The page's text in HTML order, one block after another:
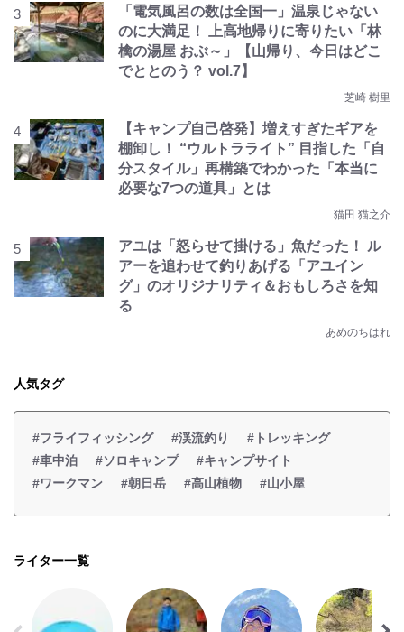
「電気風呂の数は全国一」温泉じゃない
のに大満足！ 上高地帰りに寄りたい「林
檎の湯屋 おぶ～」【山帰り、今日はどこ
でととのう？ vol.7】
芝崎 樹里
【キャンプ自己啓発】増えすぎたギアを
棚卸し！ “ウルトラライト” 目指した「自
分スタイル」再構築でわかった「本当に
必要な7つの道具」とは
猫田 猫之介
アユは「怒らせて掛ける」魚だった！ ル
アーを追わせて釣りあげる「アユイン
グ」のオリジナリティ＆おもしろさを知
る
あめのちはれ
人気タグ
#フライフィッシング #渓流釣り
#トレッキング
#車中泊
#ソロキャンプ
#キャンプサイト
#ワークマン
#朝日岳 #高山植物 #山小屋
ライター一覧